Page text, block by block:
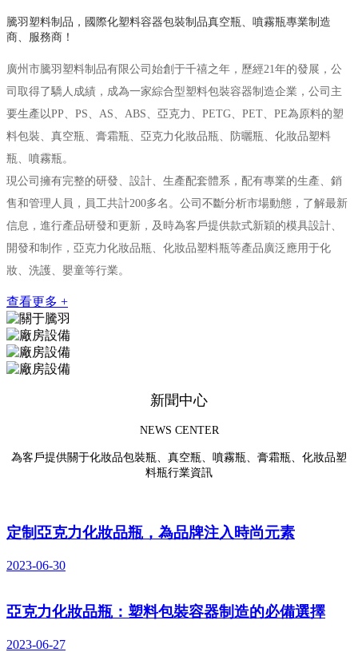
騰羽塑料制品，國際化塑料容器包裝制品真空瓶、噴霧瓶專業制造
商、服務商！
廣州市騰羽塑料制品有限公司始創于千禧之年，歷經21年的發展，公
司取得了驕人成績，成為一家綜合型塑料包裝容器制造企業，公司主
要生產以PP、PS、AS、ABS、亞克力、PETG、PET、PE為原料的塑
料包裝、真空瓶、膏霜瓶、亞克力化妝品瓶、防曬瓶、化妝品塑料
瓶、噴霧瓶。
現公司擁有完整的研發、設計、生產配套體系，配有專業的生產、銷
售和管理人員，員工共計200多名。公司不斷分析市場動態，了解最新
信息，進行產品研發和更新，及時為客戶提供款式新穎的模具設計、
開發和制作，亞克力化妝品瓶、化妝品塑料瓶等產品廣泛應用于化
妝、洗護、嬰童等行業。
查看更多 +
新聞中心
NEWS CENTER
為客戶提供關于化妝品包裝瓶、真空瓶、噴霧瓶、膏霜瓶、化妝品塑
料瓶行業資訊
定制亞克力化妝品瓶，為品牌注入時尚元素
2023-06-30
亞克力化妝品瓶：塑料包裝容器制造的必備選擇
2023-06-27